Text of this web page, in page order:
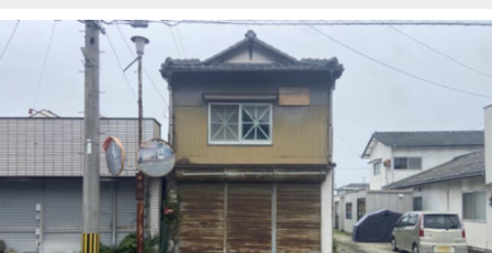
支払いシミュレーション
540万円(ローン：1.4万円/月)
194.91㎡(58.96坪)
☆玉名駅まで徒歩9分☆商業施設やコンビニも徒歩圏内にあ
り、生活しやすい環境です☆玉名町小学校・玉名中学校☆※建
物の損傷が多数あるため、土地としての利用がオススメです